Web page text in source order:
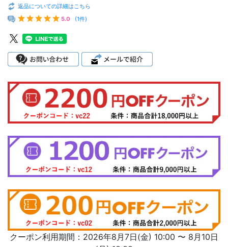
返品についての詳細はこちら
5.0
(1件)
クーポン利用期間：2026年8月7日(金) 10:00 〜 8月10日